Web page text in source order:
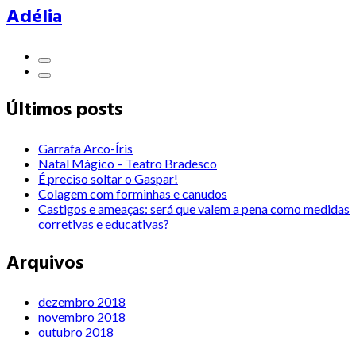
Adélia
Últimos posts
Garrafa Arco-Íris
Natal Mágico – Teatro Bradesco
É preciso soltar o Gaspar!
Colagem com forminhas e canudos
Castigos e ameaças: será que valem a pena como medidas
corretivas e educativas?
Arquivos
dezembro 2018
novembro 2018
outubro 2018